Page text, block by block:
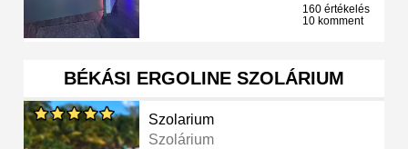
160 értékelés
10 komment
BÉKÁSI ERGOLINE SZOLÁRIUM
Szolarium
Szolárium